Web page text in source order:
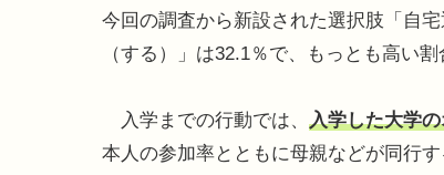
今回の調査から新設された選択肢「自
（する）」は32.1％で、もっとも高い
入学までの行動では、 入学した大学
本人の参加率とともに母親などが同行